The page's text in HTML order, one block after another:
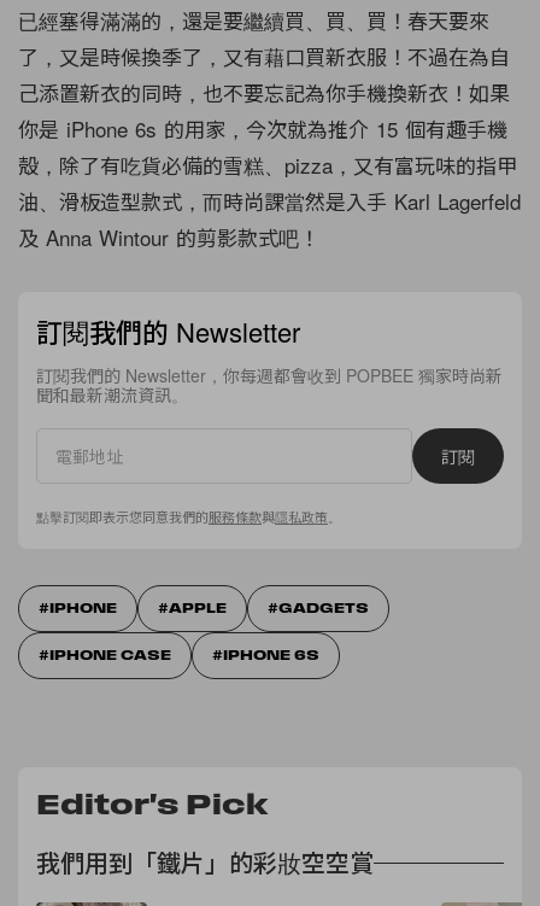
已經塞得滿滿的，還是要繼續買、買、買！春天要來
了，又是時候換季了，又有藉口買新衣服！不過在為自
己添置新衣的同時，也不要忘記為你手機換新衣！如果
你是 iPhone 6s 的用家，今次就為推介 15 個有趣手機
殻，除了有吃貨必備的雪糕、pizza，又有富玩味的指甲
油、滑板造型款式，而時尚課當然是入手 Karl Lagerfeld
及 Anna Wintour 的剪影款式吧！
訂閱我們的 Newsletter
訂閱我們的 Newsletter，你每週都會收到 POPBEE 獨家時尚新
聞和最新潮流資訊。
訂閱
點擊訂閱即表示您同意我們的服務條款與隱私政策
IPHONE APPLE GADGETS
IPHONE CASE IPHONE 6S
Editor's Pick
我們用到「鐵片」的彩妝空空賞